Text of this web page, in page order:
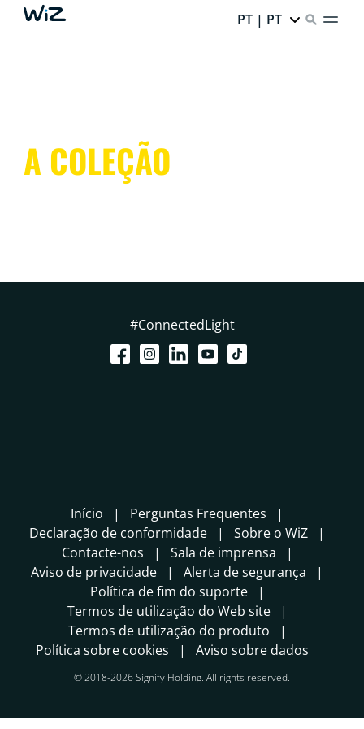
PT | PT
A COLEÇÃO
#ConnectedLight
Início
Perguntas Frequentes
Declaração de conformidade
Sobre o WiZ
Contacte-nos
Sala de imprensa
Aviso de privacidade
Alerta de segurança
Política de fim do suporte
Termos de utilização do Web site
Termos de utilização do produto
Política sobre cookies
Aviso sobre dados
© 2018-2026 Signify Holding. All rights reserved.